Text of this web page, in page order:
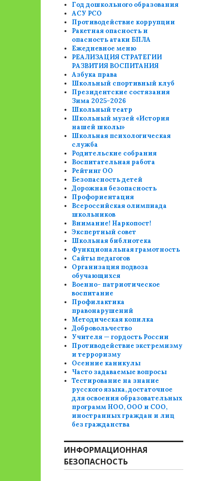
Год дошкольного образования
АСУ РСО
Противодействие коррупции
Ракетная опасность и
опасность атаки БПЛА
Ежедневное меню
РЕАЛИЗАЦИЯ СТРАТЕГИИ
РАЗВИТИЯ ВОСПИТАНИЯ
Азбука права
Школьный спортивный клуб
Президентские состязания
Зима 2025-2026
Школьный театр
Школьный музей «История
нашей школы»
Школьная психологическая
служба
Родительские собрания
Воспитательная работа
Рейтинг ОО
Безопасность детей
Дорожная безопасность
Профориентация
Всероссийская олимпиада
школьников
Внимание! Наркопост!
Экспертный совет
Школьная библиотека
Функциональная грамотность
Сайты педагогов
Организация подвоза
обучающихся
Военно- патриотическое
воспитание
Профилактика
правонарушений
Методическая копилка
Добровольчество
Учителя — гордость России
Противодействие экстремизму
и терроризму
Осенние каникулы
Часто задаваемые вопросы
Тестирование на знание
русского языка, достаточное
для освоения образовательных
программ НОО, ООО и СОО,
иностранных граждан и лиц
без гражданства
ИНФОРМАЦИОННАЯ
БЕЗОПАСНОСТЬ